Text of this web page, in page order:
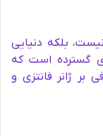
بلکه دنیایی
گسترده است که
ژانر فانتزی و